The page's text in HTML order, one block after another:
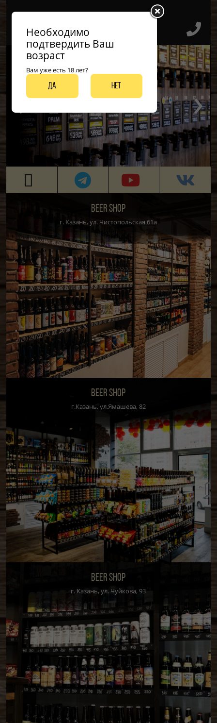
‹ ›
BEER SHOP
г. Казань, ул. Чистопольская 61а
BEER SHOP
г.Казань, ул.Ямашева, 82
BEER SHOP
г. Казань, ул. Чуйкова, 93
Необходимо
подтвердить Ваш
возраст
Вам уже есть 18 лет?
Да Нет